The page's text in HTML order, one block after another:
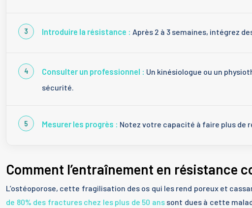
Introduire la résistance : Après 2 à 3 semaines, intégrez
Consulter un professionnel : Un kinésiologue ou un
sécurité.
Mesurer les progrès : Notez votre capacité à faire plus de
Comment l’entraînement en résistance
L’ostéoporose, cette fragilisation des os qui les rend poreux et
de 80% des fractures chez les plus de 50 anssont dues à cette